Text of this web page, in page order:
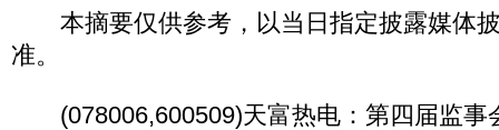
本摘要仅供参考，以当日指定披露媒体
准。
(078006,600509)天富热电：第四届监事